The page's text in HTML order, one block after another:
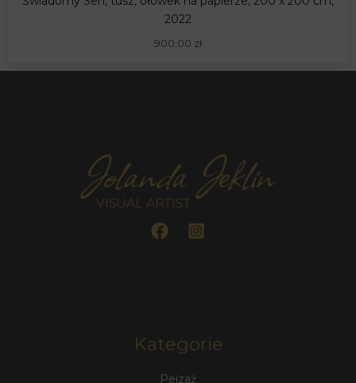
2022
900,00 zł
Kategorie
Pejzaż